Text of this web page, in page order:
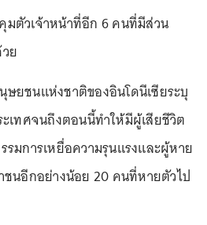
มตัวเจ้าหน้าที่อีก 6 คนที่มีส่วน
ย
ยชนแห่งชาติของอินโดนีเซียระบุ
เทศจนถึงตอนนี้ทำให้มีผู้เสียชีวิต
มการเหยื่อความรุนแรงและผู้หาย
นอีกอย่างน้อย 20 คนที่หายตัวไป